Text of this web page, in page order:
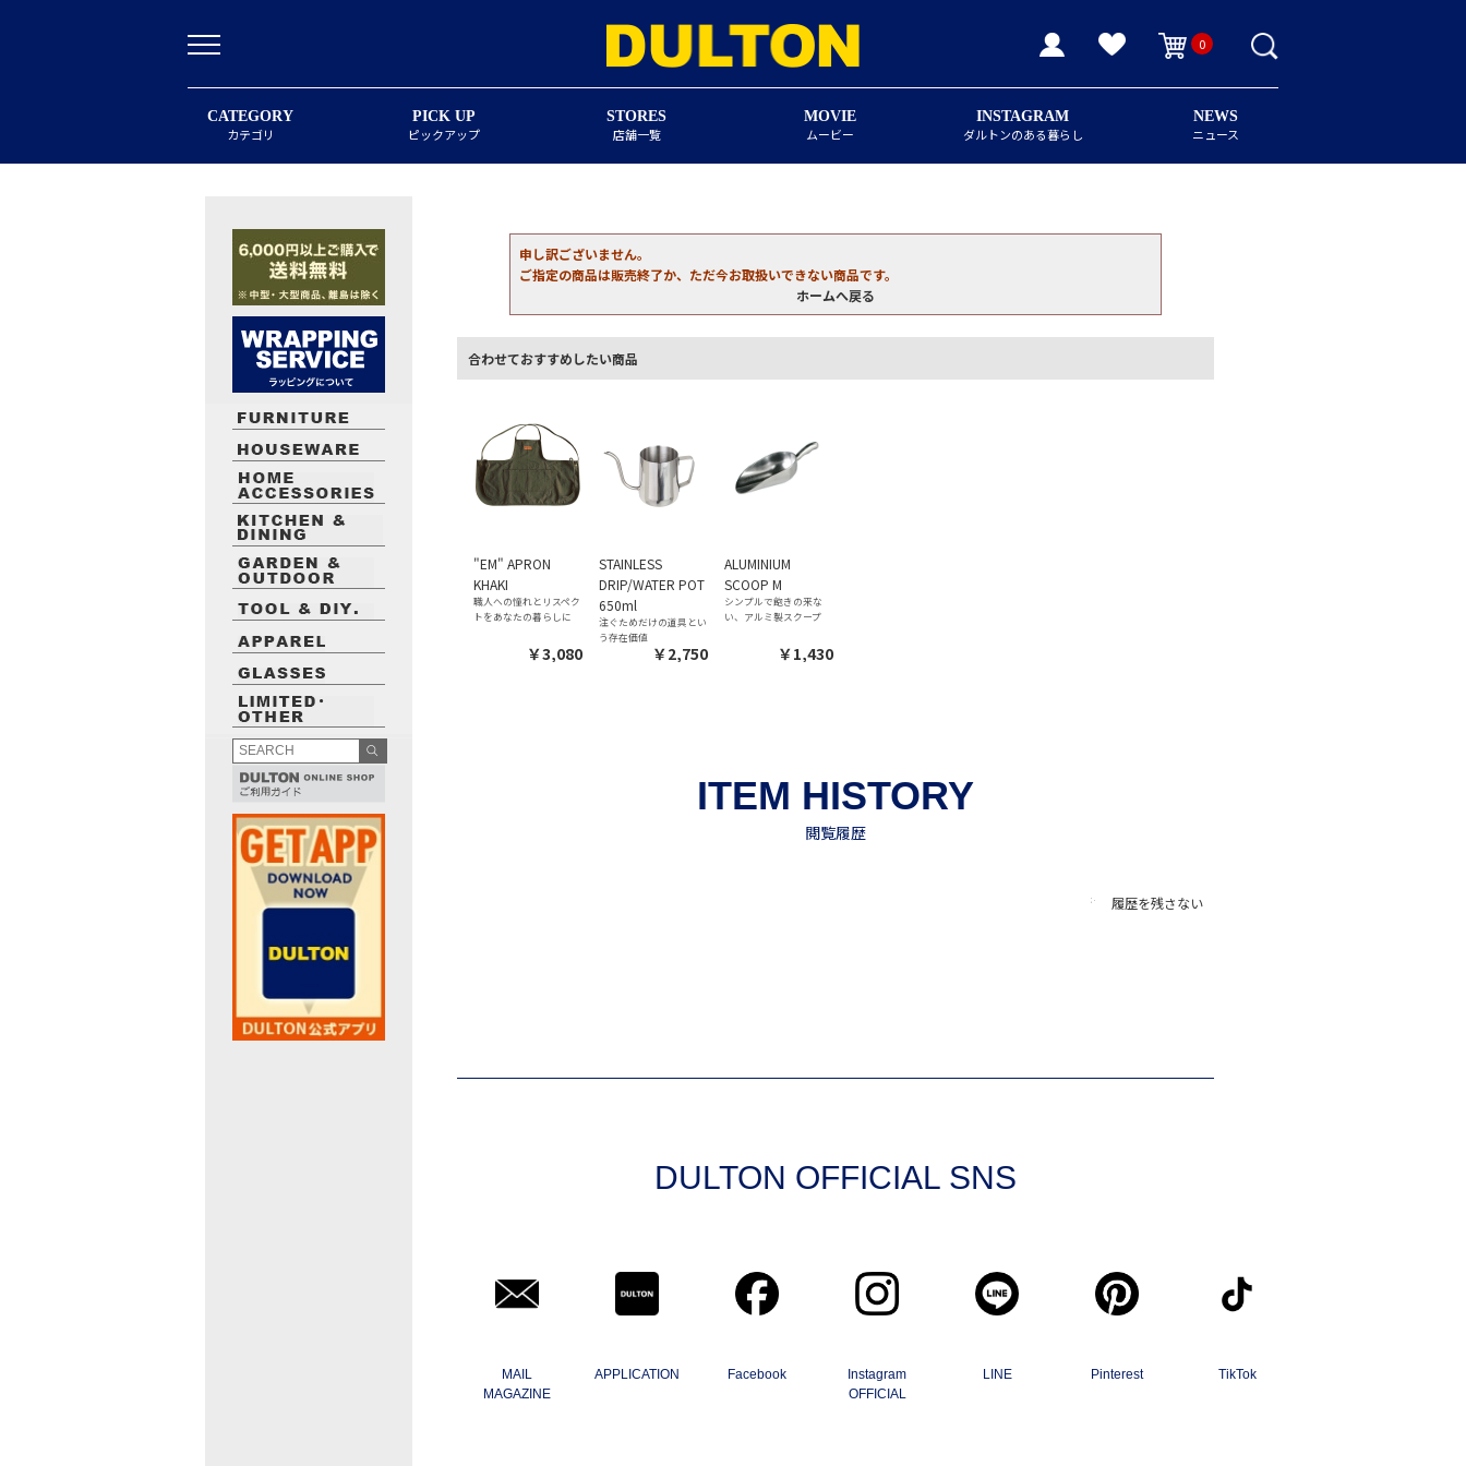
0
CATEGORY
カテゴリ
PICK UP
ピックアップ
STORES
店舗一覧
MOVIE
ムービー
INSTAGRAM
ダルトンのある暮らし
NEWS
ニュース
申し訳ございません。
ご指定の商品は販売終了か、ただ今お取扱いできない商品です。
ホームへ戻る
合わせておすすめしたい商品
"EM" APRON
KHAKI
職人への憧れとリスペク
トをあなたの暮らしに
￥3,080
STAINLESS
DRIP/WATER POT
650ml
注ぐためだけの道具とい
う存在価値
￥2,750
ALUMINIUM
SCOOP M
シンプルで飽きの来な
い、アルミ製スクープ
￥1,430
履歴を残さない
DULTON OFFICIAL SNS
MAIL
MAGAZINE
APPLICATION Facebook
Instagram
OFFICIAL
LINE Pinterest TikTok